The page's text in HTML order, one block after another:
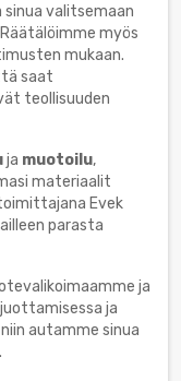
valitsemaan
myös
mukaan.
saat
teollisuuden
ja muotoilu,
materiaalit
Evek
parasta
ja
ja
autamme sinua